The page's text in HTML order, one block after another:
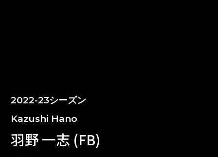
2022-23シーズン
Kazushi Hano
羽野 一志 (FB)